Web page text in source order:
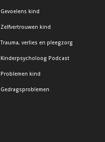
Gevoelens kind
Zelfvertrouwen kind
Trauma, verlies en pleegzorg
Kinderpsycholoog Podcast
Problemen kind
Gedragsproblemen